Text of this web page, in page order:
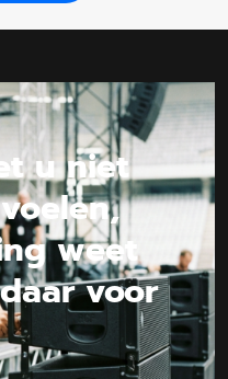
u niet
weet
voor